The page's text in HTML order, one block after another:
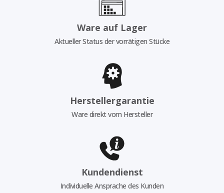
Ware auf Lager
Aktueller Status der vorrätigen Stücke
Herstellergarantie
Ware direkt vom Hersteller
Kundendienst
Individuelle Ansprache des Kunden